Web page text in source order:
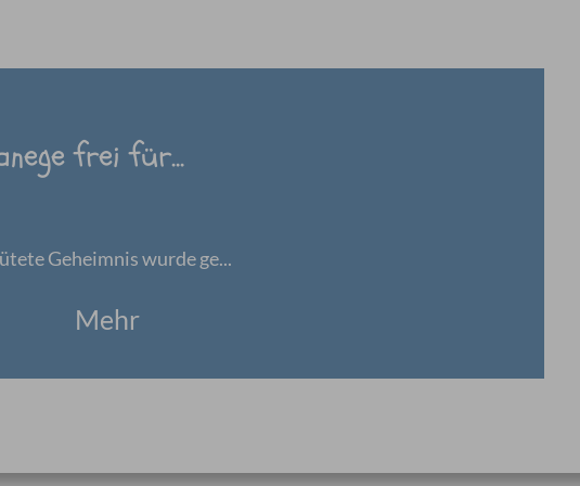
frei für...
Geheimnis wurde ge...
Mehr